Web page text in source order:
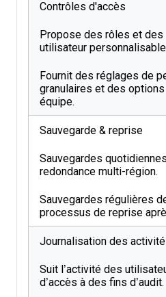
Contrôles d'accès
Propose des rôles et des
utilisateur
Fournit des réglages de
granulaires et des
équipe.
Sauvegarde & reprise
Sauvegardes
redondance multi-région.
Sauvegardes régulières
processus de reprise
Journalisation des
Suit l’activité des
d’accès à des fins d’audit.